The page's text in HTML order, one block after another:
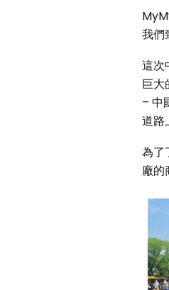
我們
這次
巨大
– 中
道路
為了
廠的